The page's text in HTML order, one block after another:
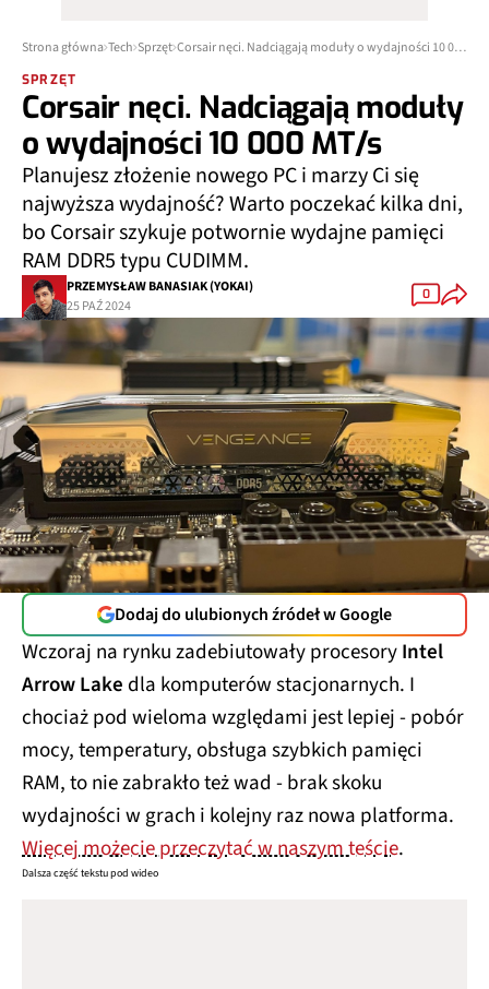
Strona główna Tech Sprzęt Corsair nęci. Nadciągają moduły o wydajności 10 000 MT/s
SPRZĘT
Corsair nęci. Nadciągają moduły
o wydajności 10 000 MT/s
Planujesz złożenie nowego PC i marzy Ci się
najwyższa wydajność? Warto poczekać kilka dni,
bo Corsair szykuje potwornie wydajne pamięci
RAM DDR5 typu CUDIMM.
PRZEMYSŁAW BANASIAK (YOKAI)
25 PAŹ 2024
0
Dodaj do ulubionych źródeł w Google
Wczoraj na rynku zadebiutowały procesoryIntel
Arrow Lake dla komputerów stacjonarnych. I
chociaż pod wieloma względami jest lepiej - pobór
mocy, temperatury, obsługa szybkich pamięci
RAM, to nie zabrakło też wad - brak skoku
wydajności w grach i kolejny raz nowa platforma.
Więcej możecie przeczytać w naszym teście.
Dalsza część tekstu pod wideo